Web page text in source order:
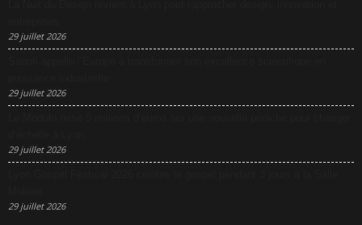
29 juillet 2026
29 juillet 2026
29 juillet 2026
29 juillet 2026